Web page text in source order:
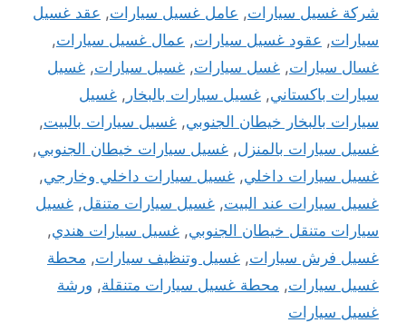
شركة غسيل سيارات, عامل غسيل سيارات, عقد غسيل
سيارات, عقود غسيل سيارات, عمال غسيل سيارات,
غسال سيارات, غسل سيارات, غسيل سيارات, غسيل
سيارات باكستاني, غسيل سيارات بالبخار , غسيل
سيارات بالبخار خيطان الجنوبي, غسيل سيارات بالبيت,
غسيل سيارات بالمنزل, غسيل سيارات خيطان الجنوبي,
غسيل سيارات داخلي, غسيل سيارات داخلي وخارجي,
غسيل سيارات عند البيت, غسيل سيارات متنقل, غسيل
سيارات متنقل خيطان الجنوبي, غسيل سيارات هندي,
غسيل فرش سيارات, غسيل وتنظيف سيارات, محطة
غسيل سيارات, محطة غسيل سيارات متنقلة, ورشة
غسيل سيارات